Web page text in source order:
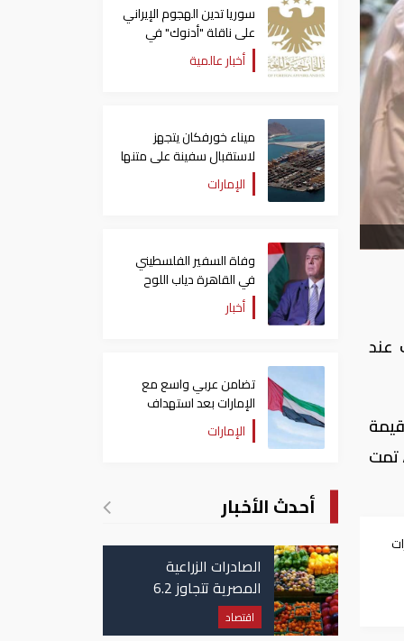
انخفاض، بنسبة 1.43%، ليقف عند
وارتفعت القيمة
إماراتى، تمت
سوريا تدين الهجوم الإيراني
على ناقلة "أدنوك" في
مضيق هرمز ‏
أخبار عالمية
ميناء خورفكان يتجهز
لاستقبال سفينة على متنها
6068 سيارة صينيةالإمارات
وفاة السفير الفلسطيني
في القاهرة دياب اللوح
أخبار
تضامن عربي واسع مع
الإمارات بعد استهداف
ناقلة في مضيق هرمز
الإمارات
أحدث الأخبار
الصادرات الزراعية
المصرية تتجاوز 6.2
مليون طن حتى الآن
اقتصاد